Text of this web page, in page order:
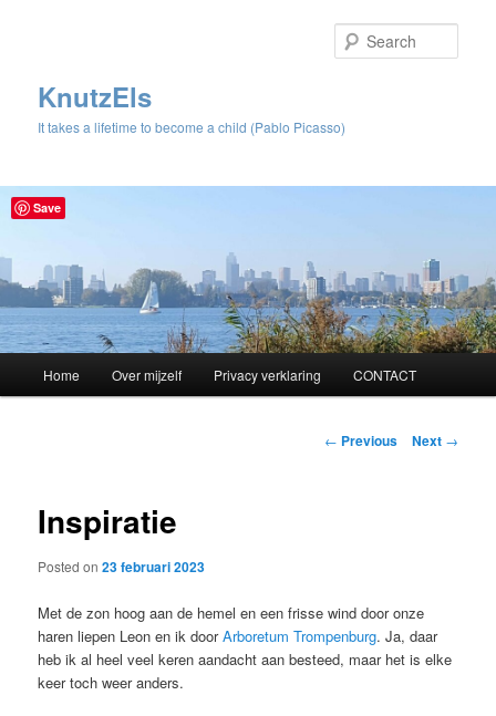
KnutzEls
It takes a lifetime to become a child (Pablo Picasso)
Skip
content
Home Over mijzelf Privacy verklaring CONTACT
Post
← Previous Next →
Inspiratie
Posted on23 februari 2023
Met de zon hoog aan de hemel en een frisse wind door onze
haren liepen Leon en ik doorArboretum Trompenburg. Ja, daar
heb ik al heel veel keren aandacht aan besteed, maar het is elke
keer toch weer anders.
Save